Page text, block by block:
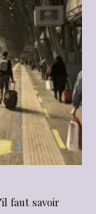
faut savoir